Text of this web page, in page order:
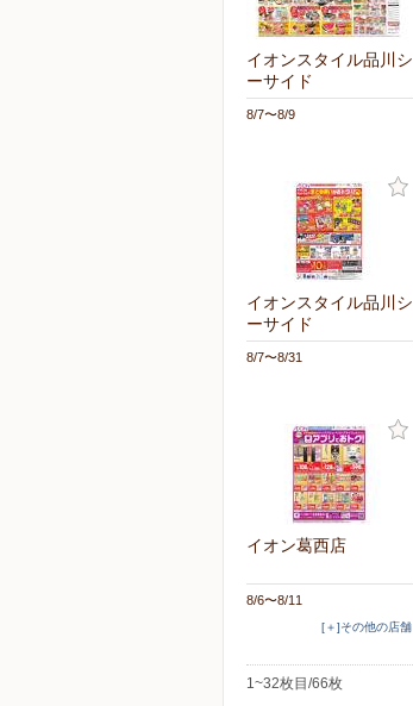
イオンスタイル品川シ
ーサイド
8/7〜8/9
イオンスタイル品川シ
ーサイド
8/7〜8/31
イオン葛西店
8/6〜8/11
[＋]その他の店舗
1~32枚目/66枚